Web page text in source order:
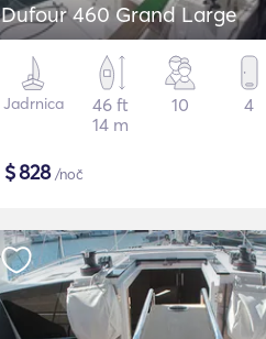
Dufour 460 Grand Large
Jadrnica
46 ft
14 m
10 4
$828/noč